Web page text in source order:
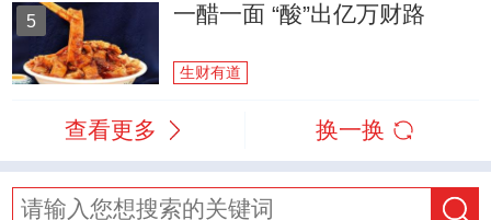
5 一醋一面 “酸”出亿万财路
生财有道
查看更多 换一换